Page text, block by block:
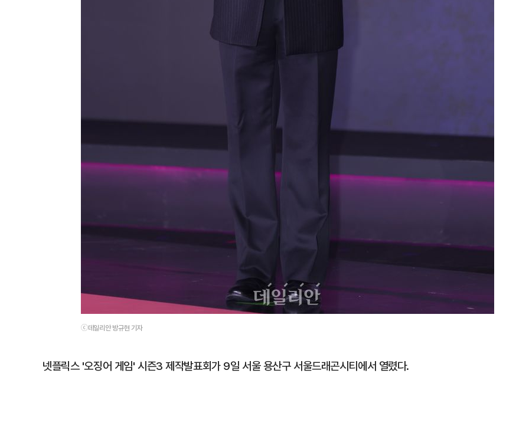
ⓒ데일리안 방규현 기자
넷플릭스 '오징어 게임' 시즌3 제작발표회가 9일 서울 용산구 서울드래곤시티에서 열렸다.